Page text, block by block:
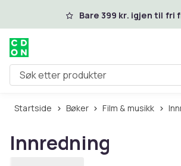
Hopp til hovedinnholdBare 399 kr. igjen til fri
Søk etter produkter
Startside Bøker Film & musikk
Innredning